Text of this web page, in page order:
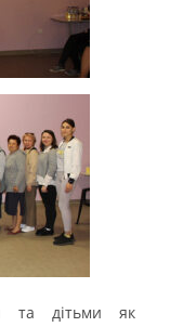
та дітьми як